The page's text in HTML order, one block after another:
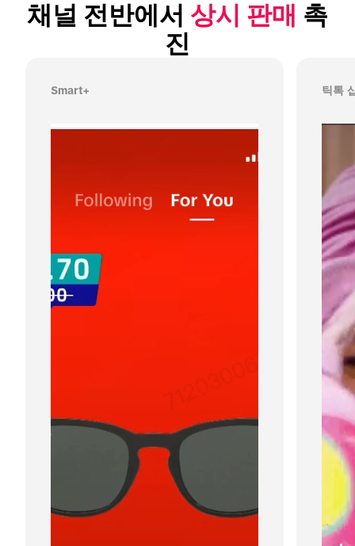
채널 전반에서 상시 판매 촉
진
Smart+ 틱톡